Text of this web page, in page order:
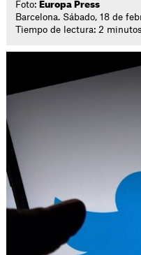
Foto: Europa Press
Barcelona. Sábado, 18 de
Tiempo de lectura: 2 minutos